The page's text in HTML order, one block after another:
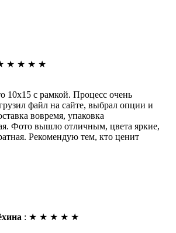
★ ★ ★ ★
10х15 с рамкой. Процесс очень
файл на сайте, выбрал опции и
вовремя, упаковка
Фото вышло отличным, цвета яркие,
Рекомендую тем, кто ценит
: ★ ★ ★ ★ ★